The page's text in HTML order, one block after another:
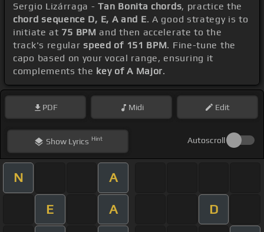
Sergio Lizárraga -Tan Bonita chords, practice the
chord sequence D, E, A and E. A good strategy is to
initiate at 75 BPM and then accelerate to the
track's regularspeed of 151 BPM. Fine-tune the
capo based on your vocal range, ensuring it
complements the key of A Major.
PDF Midi Edit
ShowLyrics Hint Autoscroll
N A
E A D